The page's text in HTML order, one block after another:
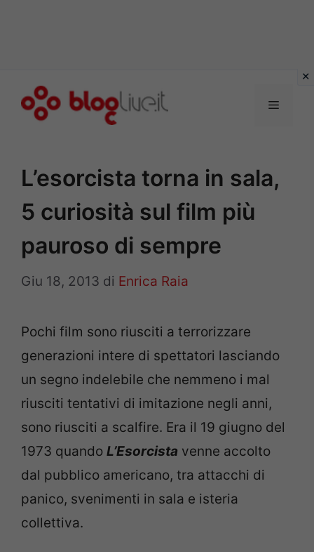
Menu
L’esorcista torna in sala,
5 curiosità sul film più
pauroso di sempre
Giu 18, 2013 di Enrica Raia
Pochi film sono riusciti a terrorizzare
generazioni intere di spettatori lasciando
un segno indelebile che nemmeno i mal
riusciti tentativi di imitazione negli anni,
sono riusciti a scalfire. Era il 19 giugno del
1973 quando L’Esorcista venne accolto
dal pubblico americano, tra attacchi di
panico, svenimenti in sala e isteria
collettiva.